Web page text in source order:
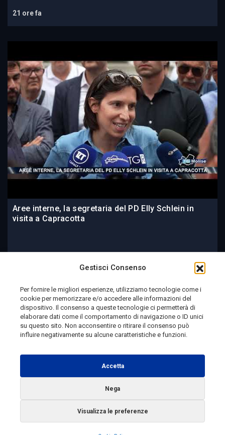
Gestisci Consenso
Per fornire le migliori esperienze, utilizziamo tecnologie come i
cookie per memorizzare e/o accedere alle informazioni del
dispositivo. Il consenso a queste tecnologie ci permetterà di
elaborare dati come il comportamento di navigazione o ID unici
su questo sito. Non acconsentire o ritirare il consenso può
influire negativamente su alcune caratteristiche e funzioni.
Accetta
Nega
Visualizza le preferenze
21 ore fa
Aree interne, la segretaria del PD Elly Schlein in
visita a Capracotta
Telemolise - reg. Tribunale di Campobasso n. 133 del
10/08/1982 - Direttore Responsabile:MANUELA
PETESCIA
Campobasso n. 224 del 4/5/1996 - Direttore Responsabile:
Radio Tele Molise s.r.l. - P.IVA 00213640709